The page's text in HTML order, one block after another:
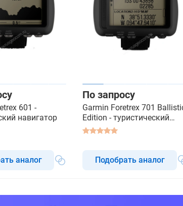
601 -
навигатор
аналог
По запросу
Garmin Foretrex 701
Edition - туристический
навигатор
Подобрать аналог